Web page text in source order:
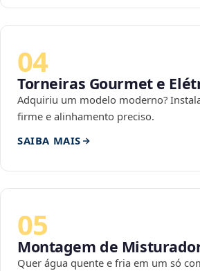
04
Torneiras Gourmet e
Adquiriu um modelo moderno?
firme e alinhamento preciso.
SAIBA MAIS
05
Montagem de
Quer água quente e fria em um só